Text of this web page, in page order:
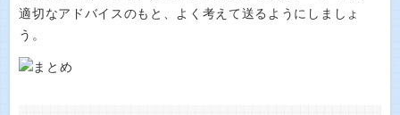
適切なアドバイスのもと、よく考えて送るようにしましょ
う。